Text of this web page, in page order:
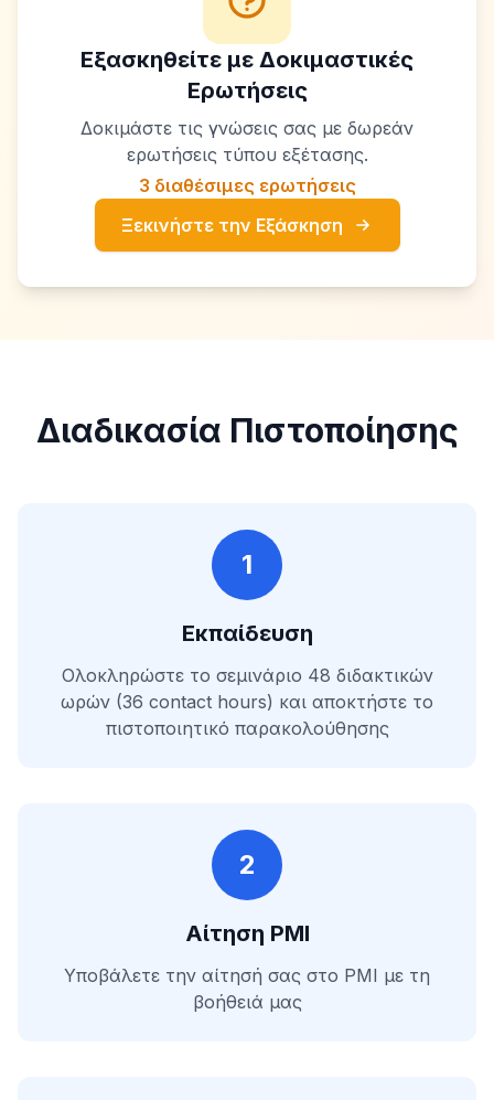
Εξασκηθείτε με Δοκιμαστικές
Ερωτήσεις
Δοκιμάστε τις γνώσεις σας με δωρεάν
ερωτήσεις τύπου εξέτασης.
3 διαθέσιμες ερωτήσεις
Ξεκινήστε την Εξάσκηση
Διαδικασία Πιστοποίησης
1
Εκπαίδευση
Ολοκληρώστε το σεμινάριο 48 διδακτικών
ωρών (36 contact hours) και αποκτήστε το
πιστοποιητικό παρακολούθησης
2
Αίτηση PMI
Υποβάλετε την αίτησή σας στο PMI με τη
βοήθειά μας